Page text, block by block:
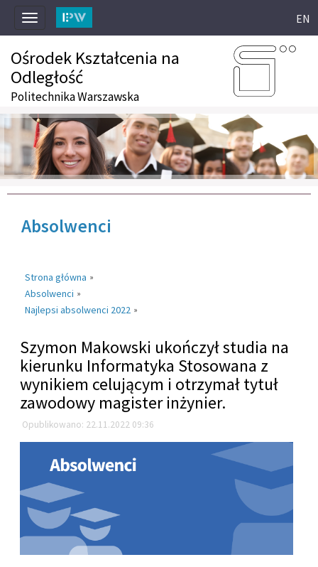
Toggle
navigation
EN
Ośrodek Kształcenia na
Odległość
Politechnika Warszawska
Absolwenci
Strona główna »
Absolwenci »
Najlepsi absolwenci 2022 »
Szymon Makowski ukończył studia na
kierunku Informatyka Stosowana z
wynikiem celującym i otrzymał tytuł
zawodowy magister inżynier.
Opublikowano: 22.11.2022 09:36